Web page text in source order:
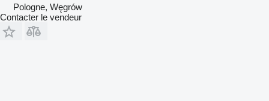
Pologne, Węgrów
Contacter le vendeur